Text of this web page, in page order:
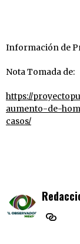
Información de
Nota Tomada de:
https://
aumento-de-
casos/